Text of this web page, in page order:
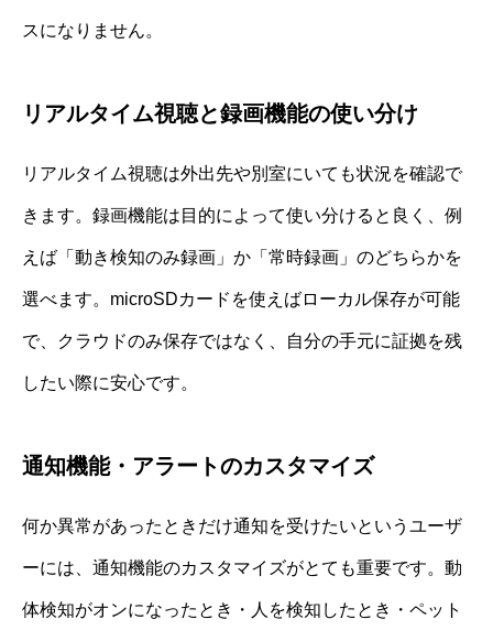
スになりません。
リアルタイム視聴と録画機能の使い分け
リアルタイム視聴は外出先や別室にいても状況を確認で
きます。録画機能は目的によって使い分けると良く、例
えば「動き検知のみ録画」か「常時録画」のどちらかを
選べます。microSDカードを使えばローカル保存が可能
で、クラウドのみ保存ではなく、自分の手元に証拠を残
したい際に安心です。
通知機能・アラートのカスタマイズ
何か異常があったときだけ通知を受けたいというユーザ
ーには、通知機能のカスタマイズがとても重要です。動
体検知がオンになったとき・人を検知したとき・ペット